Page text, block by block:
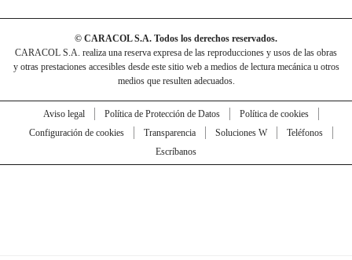
© CARACOL S.A. Todos los derechos reservados.
CARACOL S.A. realiza una reserva expresa de las reproducciones y usos de las obras
y otras prestaciones accesibles desde este sitio web a medios de lectura mecánica u otros
medios que resulten adecuados.
Aviso legal Política de Protección de Datos
Política de cookies
Configuración de cookies
Transparencia Soluciones W
Teléfonos
Escríbanos